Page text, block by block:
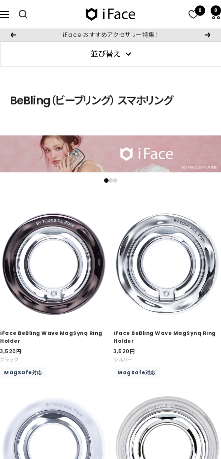
ン
ナ
ビ
ゲ
シ
iFace
日
本
公
式
イ
ト
0 0
戻
iFace おすすめアクセサリー特集！
次
並び替え
BeBling（ビーブリング） スマホリング
iFace BeBling Wave MagSynq Ring
Holder
セ
ー
価
3,520円
ブラック
MagSafe対応
iFace BeBling Wave MagSynq Ring
Holder
セ
ー
価
3,520円
シルバー
MagSafe対応